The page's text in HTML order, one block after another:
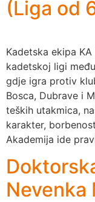
(Liga od
Kadetska ekipa
kadetskoj ligi
gdje igra protiv
Bosca, Dubrave i
teških utakmica,
karakter,
Akademija ide
Nevenka